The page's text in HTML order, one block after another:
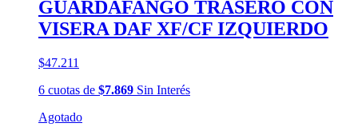
GUARDAFANGO TRASERO CON
VISERA DAF XF/CF IZQUIERDO
$47.211
6 cuotas de $7.869 Sin Interés
Agotado